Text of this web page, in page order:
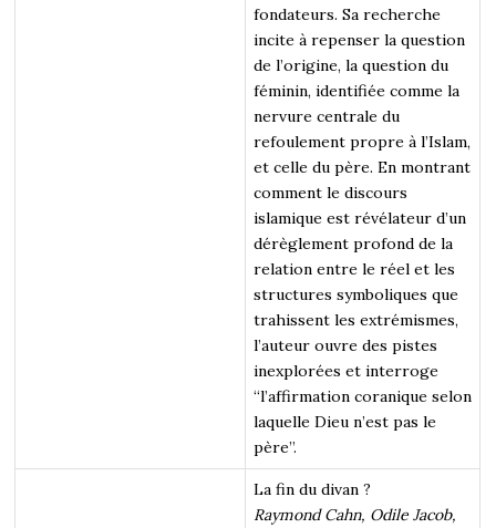
fondateurs. Sa recherche
incite à repenser la question
de l’origine, la question du
féminin, identifiée comme la
nervure centrale du
refoulement propre à l’Islam,
et celle du père. En montrant
comment le discours
islamique est révélateur d’un
dérèglement profond de la
relation entre le réel et les
structures symboliques que
trahissent les extrémismes,
l’auteur ouvre des pistes
inexplorées et interroge
“l’affirmation coranique selon
laquelle Dieu n’est pas le
père”.
La fin du divan ?
Raymond Cahn, Odile Jacob,